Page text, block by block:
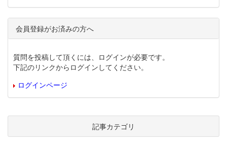
会員登録がお済みの方へ
質問を投稿して頂くには、ログインが必要です。
下記のリンクからログインしてください。
ログインページ
記事カテゴリ